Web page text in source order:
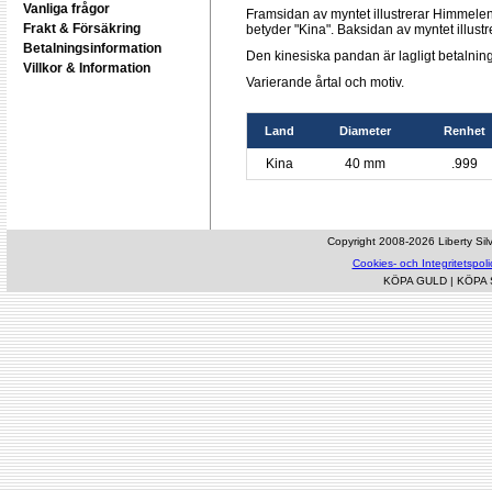
Vanliga frågor
Frakt & Försäkring
Betalningsinformation
Villkor & Information
Framsidan av myntet illustrerar
betyder "Kina". Baksidan av myntet
Den kinesiska pandan är lagligt
Varierande årtal och motiv.
Land Diameter Renhet
Kina 40 mm .999
Copyright 2008-2026 Liberty
Cookies- och
KÖPA GULD| KÖPA